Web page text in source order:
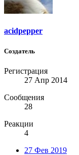
acidpepper
Создатель
Регистрация
27 Апр 2014
Сообщения
28
Реакции
4
27 Фев 2019